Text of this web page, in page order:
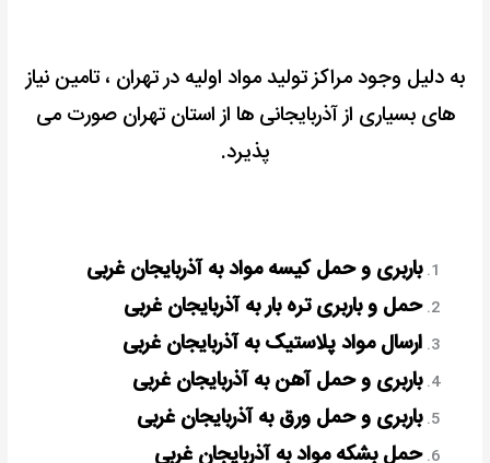
به دلیل وجود مراکز تولید مواد اولیه در تهران ، تامین نیاز
های بسیاری از آذربایجانی ها از استان تهران صورت می
پذیرد.
باربری و حمل کیسه مواد به آذربایجان غربی
حمل و باربری تره بار به آذربایجان غربی
ارسال مواد پلاستیک به آذربایجان غربی
باربری و حمل آهن به آذربایجان غربی
باربری و حمل ورق به آذربایجان غربی
حمل بشکه مواد به آذربایجان غربی